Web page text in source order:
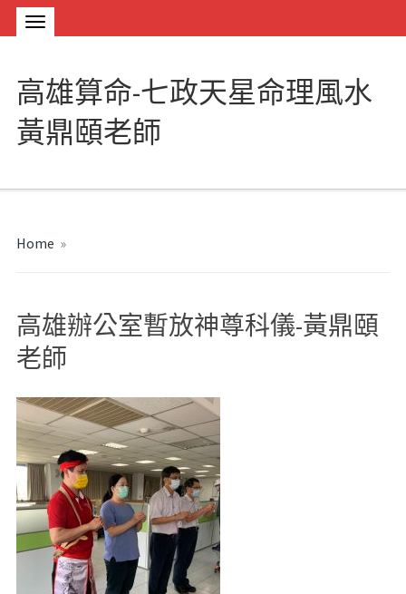
高雄算命-七政天星命理風水
黃鼎頤老師
Home »
高雄辦公室暫放神尊科儀-黃鼎頤
老師